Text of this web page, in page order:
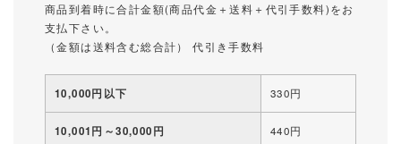
商品到着時に合計金額(商品代金＋送料＋代引手数料)をお
支払下さい。
（金額は送料含む総合計） 代引き手数料
10,000円以下 330円
10,001円～30,000円 440円